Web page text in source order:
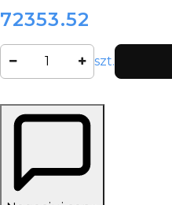
Cena:
72353.52
szt.